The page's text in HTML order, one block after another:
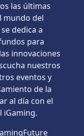
las últimas
mundo del
dedica a
para
innovaciones
nuestros
eventos y
de la
al día con el
iGaming.